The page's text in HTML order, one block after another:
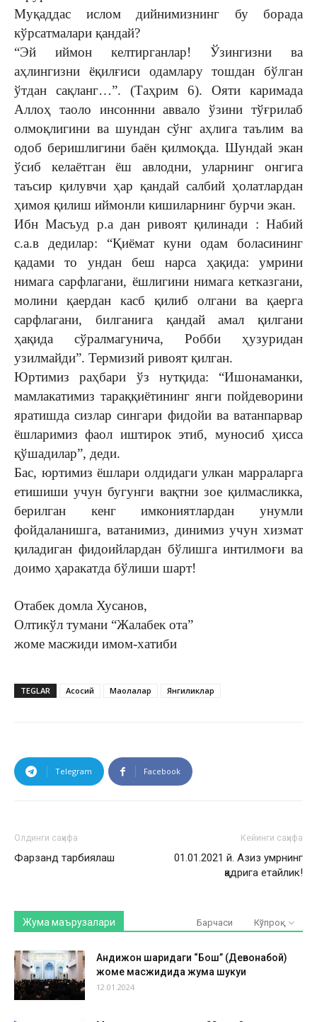
Муқаддас ислом дийнимизнинг бу борада
кўрсатмалари қандай?
“Эй иймон келтирганлар! Ўзингизни ва
аҳлингизни ёқилғиси одамлару тошдан бўлган
ўтдан сақланг…”. (Таҳрим 6). Ояти каримада
Аллоҳ таоло инсоннни аввало ўзини тўғрилаб
олмоқлигини ва шундан сўнг аҳлига таълим ва
одоб беришлигини баён қилмоқда. Шундай экан
ўсиб келаётган ёш авлодни, уларнинг онгига
таъсир қилувчи ҳар қандай салбий ҳолатлардан
ҳимоя қилиш иймонли кишиларнинг бурчи экан.
Ибн Масъуд р.а дан ривоят қилинади : Набий
с.а.в дедилар: “Қиёмат куни одам боласининг
қадами то ундан беш нарса ҳақида: умрини
нимага сарфлагани, ёшлигини нимага кетказгани,
молини қаердан касб қилиб олгани ва қаерга
сарфлагани, билганига қандай амал қилгани
ҳақида сўралмагунича, Робби ҳузуридан
узилмайди”. Термизий ривоят қилган.
Юртимиз раҳбари ўз нутқида: “Ишонаманки,
мамлакатимиз тараққиётининг янги пойдеворини
яратишда сизлар сингари фидойи ва ватанпарвар
ёшларимиз фаол иштирок этиб, муносиб ҳисса
қўшадилар”, деди.
Бас, юртимиз ёшлари олдидаги улкан марраларга
етишиши учун бугунги вақтни зое қилмасликка,
берилган кенг имкониятлардан унумли
фойдаланишга, ватанимиз, динимиз учун хизмат
қиладиган фидоийлардан бўлишга интилмоғи ва
доимо ҳаракатда бўлиши шарт!
Отабек домла Хусанов,
Олтикўл тумани “Жалабек ота”
жоме масжиди имом-хатиби
TEGLAR Асосий Мақолалар Янгиликлар
Telegram Facebook
Олдинги саҳифа
Фарзанд тарбиялаш
Кейинги саҳифа
01.01.2021 й. Азиз умрнинг
қадрига етайлик!
Жума маърузалари Барчаси Кўпроқ
Андижон шаҳридаги “Бош” (Девонабой)
жоме масжидида жума шукуҳи
12.01.2024